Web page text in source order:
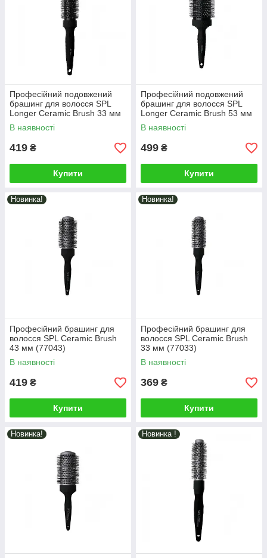
Професійний подовжений
брашинг для волосся SPL
Longer Ceramic Brush 33 мм
(77133)
В наявності
419 ₴
Купити
Професійний подовжений
брашинг для волосся SPL
Longer Ceramic Brush 53 мм
(77153)
В наявності
499 ₴
Купити
Новинка!
Професійний брашинг для
волосся SPL Ceramic Brush
43 мм (77043)
В наявності
419 ₴
Купити
Новинка!
Професійний брашинг для
волосся SPL Ceramic Brush
33 мм (77033)
В наявності
369 ₴
Купити
Новинка! Новинка !